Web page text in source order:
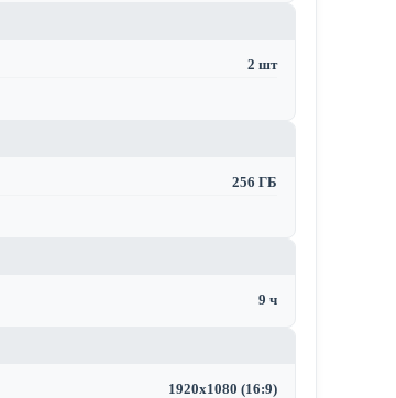
2 шт
256 ГБ
9 ч
1920x1080 (16:9)